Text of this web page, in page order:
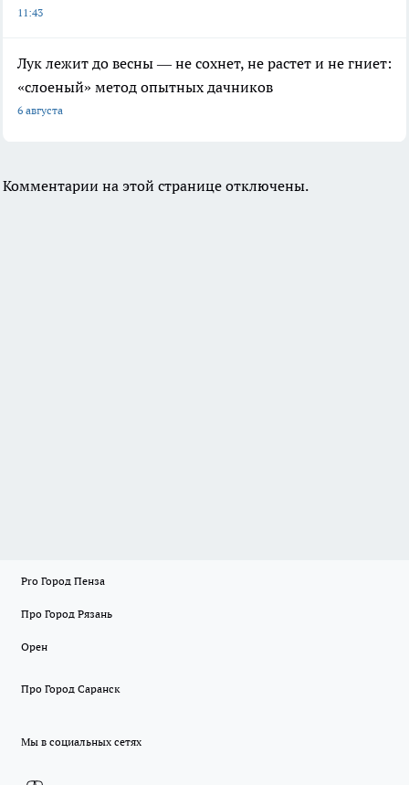
11:43
Лук лежит до весны — не сохнет, не растет и не гниет:
«слоеный» метод опытных дачников
6 августа
Комментарии на этой странице отключены.
Pro Город Пенза
Про Город Рязань
Орен
Про Город Саранск
Мы в социальных сетях